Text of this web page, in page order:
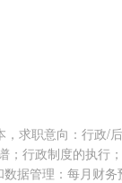
求职意向：行政/
；行政制度的执行
据管理：每月财务